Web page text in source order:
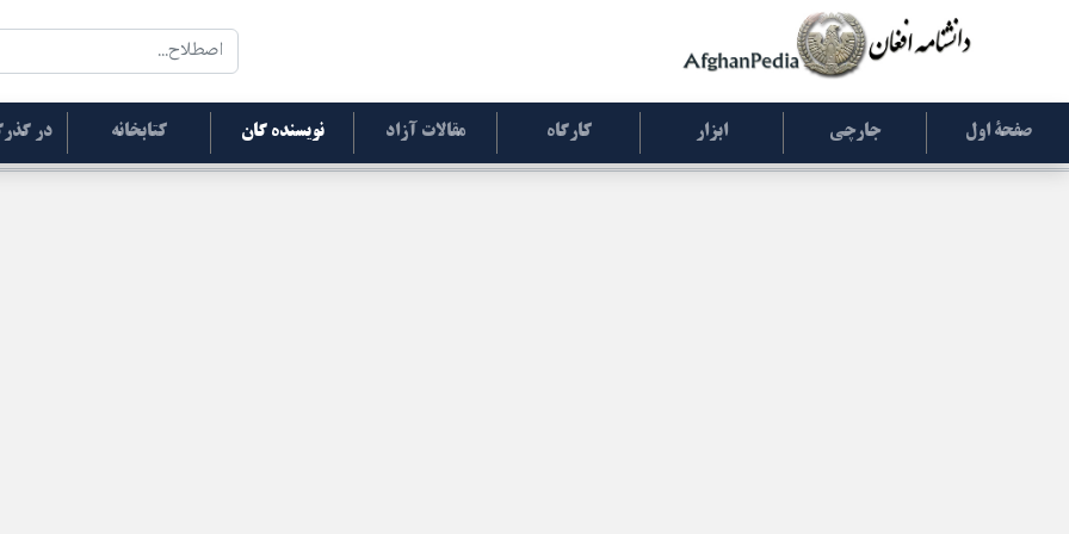
صفحۀ اول جارچی ابزار کارگاه مقالات آزاد نویسنده گان کتابخانه در